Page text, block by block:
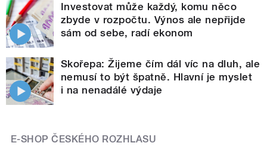
Investovat může každý, komu něco
zbyde v rozpočtu. Výnos ale nepřijde
sám od sebe, radí ekonom
Skořepa: Žijeme čím dál víc na dluh, ale
nemusí to být špatně. Hlavní je myslet
i na nenadálé výdaje
E-SHOP ČESKÉHO ROZHLASU